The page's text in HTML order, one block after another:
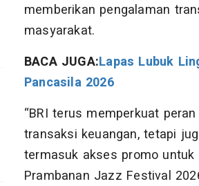
memberikan pengalaman
masyarakat.
BACA JUGA:Lapas Lubuk
Pancasila 2026
“BRI terus memperkuat
transaksi keuangan, tetapi
termasuk akses promo
Prambanan Jazz Festival